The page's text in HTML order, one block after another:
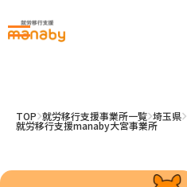
TOP 就労移行支援事業所一覧 埼玉県
就労移行支援manaby大宮事業所